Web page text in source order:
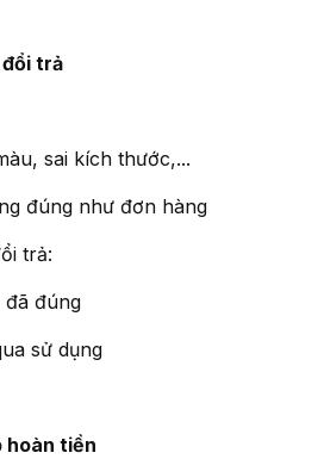
trả
sai kích thước,...
đúng như đơn hàng
trả:
đã đúng
sử dụng
hoàn tiền